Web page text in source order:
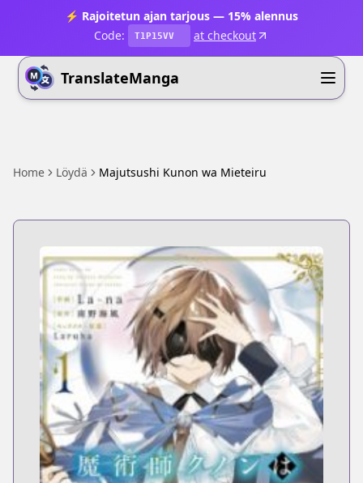
⚡ Rajoitetun ajan tarjous — 15% alennus
Code:
T1P15VV at checkout
TranslateManga
Home Löydä Majutsushi Kunon wa Mieteiru